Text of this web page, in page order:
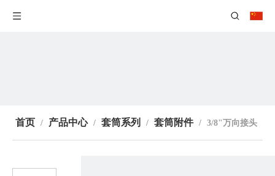
首页 / 产品中心 / 套筒系列 / 套筒附件 / 3/8"万向接头